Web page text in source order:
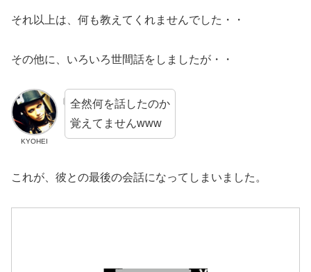
それ以上は、何も教えてくれませんでした・・
その他に、いろいろ世間話をしましたが・・
KYOHEI
全然何を話したのか
覚えてませんwww
これが、彼との最後の会話になってしまいました。